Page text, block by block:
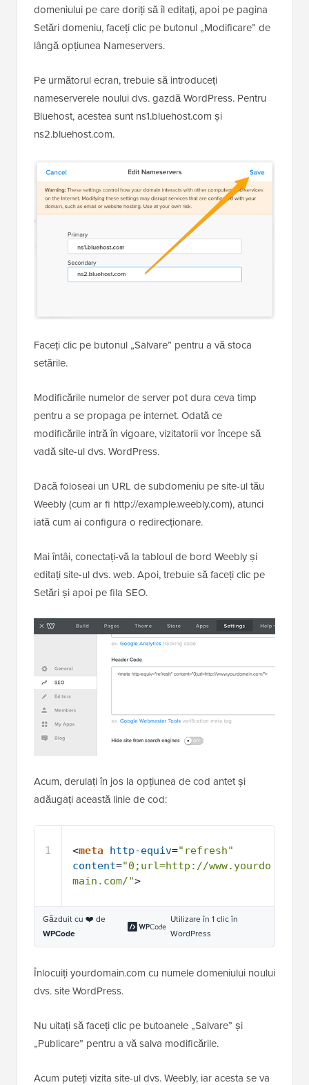
domeniului pe care doriți să îl editați, apoi pe pagina
Setări domeniu, faceți clic pe butonul „Modificare” de
lângă opțiunea Nameservers.
Pe următorul ecran, trebuie să introduceți
nameserverele noului dvs. gazdă WordPress. Pentru
Bluehost, acestea sunt ns1.bluehost.com și
ns2.bluehost.com.
Faceți clic pe butonul „Salvare” pentru a vă stoca
setările.
Modificările numelor de server pot dura ceva timp
pentru a se propaga pe internet. Odată ce
modificările intră în vigoare, vizitatorii vor începe să
vadă site-ul dvs. WordPress.
Dacă foloseai un URL de subdomeniu pe site-ul tău
Weebly (cum ar fi http://example.weebly.com), atunci
iată cum ai configura o redirecționare.
Mai întâi, conectați-vă la tabloul de bord Weebly și
editați site-ul dvs. web. Apoi, trebuie să faceți clic pe
Setări și apoi pe fila SEO.
Acum, derulați în jos la opțiunea de cod antet și
adăugați această linie de cod:
1 <meta http-equiv="refresh"
content="0;url=http://www.yourdo
main.com/">
Găzduit cu ❤️ de
WPCode
Utilizare în 1 clic în
WordPress
Înlocuiți yourdomain.com cu numele domeniului noului
dvs. site WordPress.
Nu uitați să faceți clic pe butoanele „Salvare” și
„Publicare” pentru a vă salva modificările.
Acum puteți vizita site-ul dvs. Weebly, iar acesta se va